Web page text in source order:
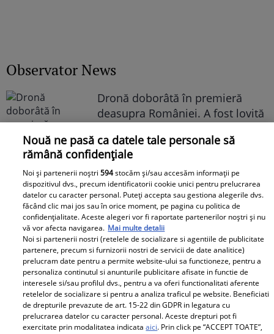
Observator News
Dronă doborâtă în premieră
deasupra României. A fost lovită
Aeriene Române
Libertatea pentru Femei
Nouă ne pasă ca datele tale personale să
rămână confidențiale
Noi și partenerii noștri594stocăm și/sau accesăm informații pe
dispozitivul dvs., precum identificatorii cookie unici pentru prelucrarea
datelor cu caracter personal. Puteți accepta sau gestiona alegerile dvs.
făcând clic mai jos sau în orice moment, pe pagina cu politica de
confidențialitate. Aceste alegeri vor fi raportate partenerilor noștri și nu
vă vor afecta navigarea. Mai multe detalii
Noi si partenerii nostri (retelele de socializare si agentiile de publicitate
partenere, precum si furnizorii nostri de servicii de date analitice)
prelucram date pentru a permite website-ului sa functioneze, pentru a
personaliza continutul si anunturile publicitare afisate in functie de
interesele si/sau profilul dvs., pentru a va oferi functionalitati aferente
retelelor de socializare si pentru a analiza traficul pe website. Beneficiati
de drepturile prevazute de art. 15-22 din GDPR in legatura cu
prelucrarea datelor cu caracter personal. Aceste drepturi pot fi
exercitate prin modalitatea indicataaici. Prin click pe “ACCEPT TOATE”,